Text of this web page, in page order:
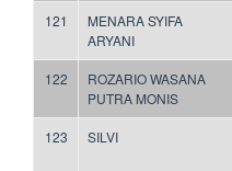
121
MENARA SYIFA
ARYANI
122
ROZARIO WASANA
PUTRA MONIS
123 SILVI